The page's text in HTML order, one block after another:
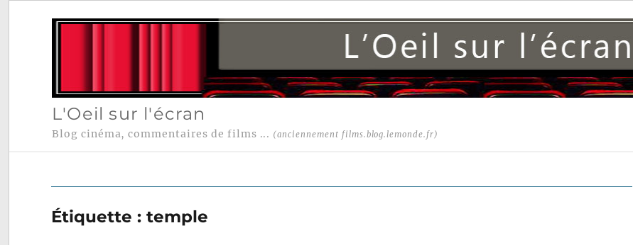
L'Oeil sur l'écran
Blog cinéma, commentaires de films ... (anciennement films.blog.lemonde.fr)
Étiquette :temple